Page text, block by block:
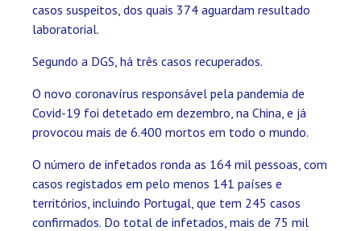
casos suspeitos, dos quais 374 aguardam resultado
laboratorial.
Segundo a DGS, há três casos recuperados.
O novo coronavírus responsável pela pandemia de
Covid-19 foi detetado em dezembro, na China, e já
provocou mais de 6.400 mortos em todo o mundo.
O número de infetados ronda as 164 mil pessoas, com
casos registados em pelo menos 141 países e
territórios, incluindo Portugal, que tem 245 casos
confirmados. Do total de infetados, mais de 75 mil